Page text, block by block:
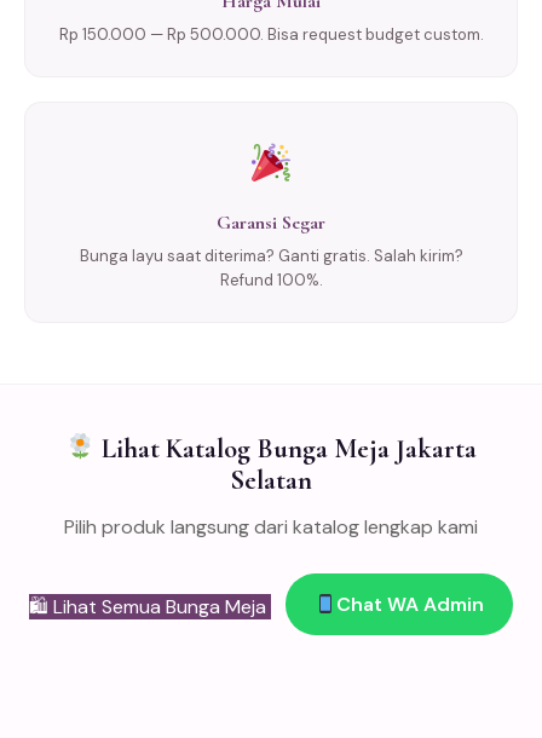
Rp 150.000 — Rp 500.000. Bisa request budget custom.
Garansi Segar
Bunga layu saat diterima? Ganti gratis. Salah kirim?
Refund 100%.
Lihat Katalog Bunga Meja Jakarta
Selatan
Pilih produk langsung dari katalog lengkap kami
🛍 Lihat Semua Bunga Meja Chat WA Admin